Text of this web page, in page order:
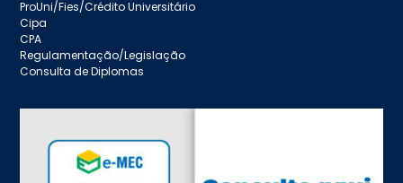
ProUni/Fies/Crédito Universitário
Cipa
CPA
Regulamentação/Legislação
Consulta de Diplomas